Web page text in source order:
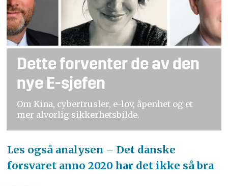
Dette forventer de av den
nye E-sjefen
Om Kina, cybertrusler, e-lov, åpenhet og et
mer alvorlig sikkerhetsbilde.
Les også analysen – Det danske
forsvaret anno 2020 har det ikke så bra